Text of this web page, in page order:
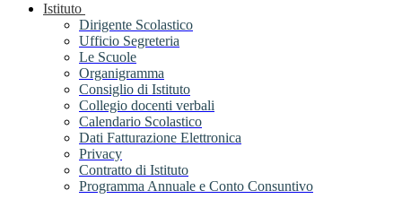
Istituto
Dirigente Scolastico
Ufficio Segreteria
Le Scuole
Organigramma
Consiglio di Istituto
Collegio docenti verbali
Calendario Scolastico
Dati Fatturazione Elettronica
Privacy
Contratto di Istituto
Programma Annuale e Conto Consuntivo